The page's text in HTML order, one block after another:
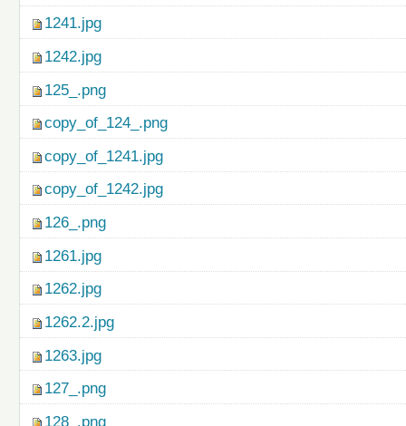
1241.jpg
1242.jpg
125_.png
copy_of_124_.png
copy_of_1241.jpg
copy_of_1242.jpg
126_.png
1261.jpg
1262.jpg
1262.2.jpg
1263.jpg
127_.png
128_.png